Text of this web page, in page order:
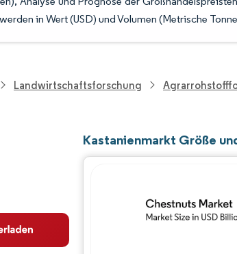
in Wert (USD) und Volumen (Metrische
Landwirtschaftsforschung
Kastanienmarkt Größe